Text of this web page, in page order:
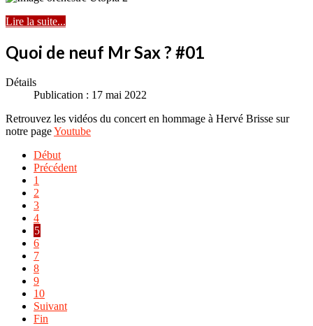
Lire la suite...
Quoi de neuf Mr Sax ? #01
Détails
Publication : 17 mai 2022
Retrouvez les vidéos du concert en hommage à Hervé Brisse sur
notre pageYoutube
Début
Précédent
1
2
3
4
5
6
7
8
9
10
Suivant
Fin